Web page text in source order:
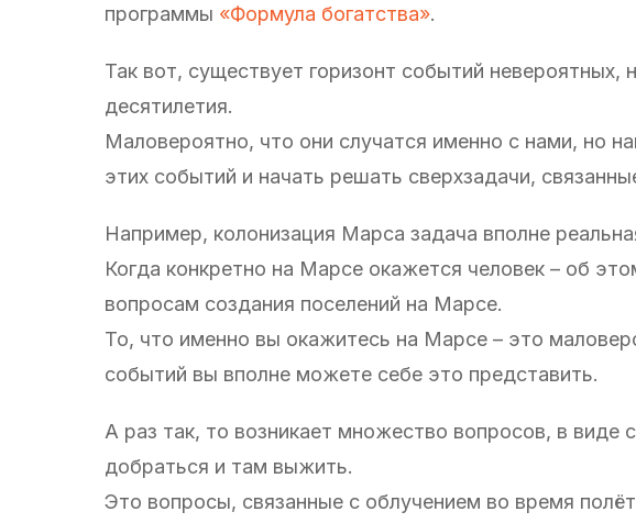
программы «Формула богатства».
Так вот, существует горизонт событий невероятных,
десятилетия.
Маловероятно, что они случатся именно с нами, но
этих событий и начать решать сверхзадачи,
Например, колонизация Марса задача вполне
Когда конкретно на Марсе окажется человек – об
вопросам создания поселений на Марсе.
То, что именно вы окажитесь на Марсе – это
событий вы вполне можете себе это представить.
А раз так, то возникает множество вопросов, в
добраться и там выжить.
Это вопросы, связанные с облучением во время